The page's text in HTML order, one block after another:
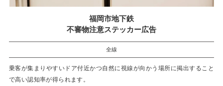
福岡市地下鉄
不審物注意ステッカー広告
全線
乗客が集まりやすいドア付近かつ自然に視線が向かう場所に掲出すること
で高い認知率が得られます。